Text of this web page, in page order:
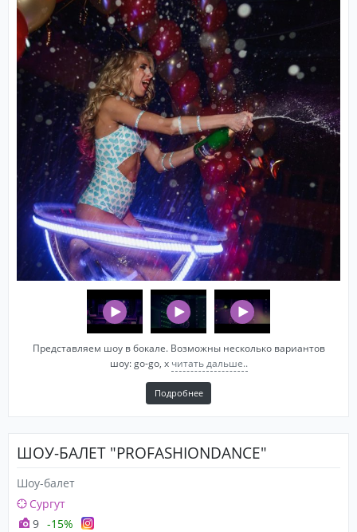
Представляем шоу в бокале. Возможны несколько вариантов
шоу: go-go, х читать дальше..
Подробнее
ШОУ-БАЛЕТ "PROFASHIONDANCE"
Шоу-балет
Сургут
9 -15%